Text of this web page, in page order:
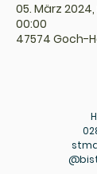
05. März
00:00
47574 Goch-